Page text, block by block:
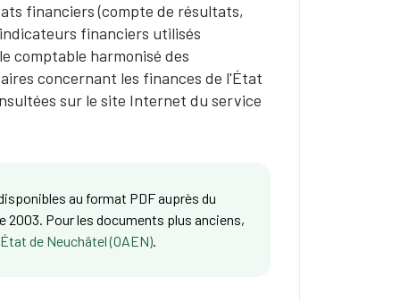
financiers (compte de résultats,
financiers utilisés
comptable harmonisé des
concernant les finances de l'État
sur le site Internet du service
au format PDF auprès du
2003. Pour les documents plus anciens,
de Neuchâtel (OAEN).